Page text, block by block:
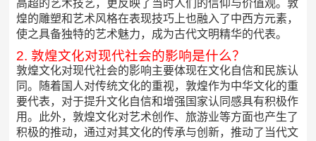
高超的艺术技艺，更反映了当时人们的信仰与价值观。敦
煌的雕塑和艺术风格在表现技巧上也融入了中西方元素，
使之具备独特的艺术魅力，成为古代文明精华的代表。
2. 敦煌文化对现代社会的影响是什么？
敦煌文化对现代社会的影响主要体现在文化自信和民族认
同。随着国人对传统文化的重视，敦煌作为中华文化的重
要代表，对于提升文化自信和增强国家认同感具有积极作
用。此外，敦煌文化对艺术创作、旅游业等方面也产生了
积极的推动，通过对其文化的传承与创新，推动了当代文